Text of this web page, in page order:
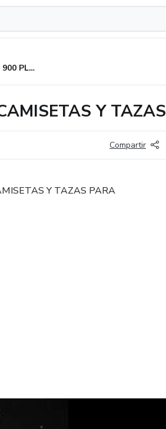
GRADUACION 900 PLANTILLAS PACK CAMISETAS Y TAZAS
Y TAZAS
Compartir
Y TAZAS PARA